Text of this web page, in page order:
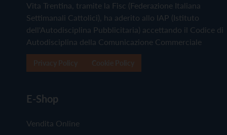
Vita Trentina, tramite la Fisc (Federazione Italiana
Settimanali Cattolici), ha aderito allo IAP (Istituto
dell'Autodisciplina Pubblicitaria) accettando il Codice di
Autodisciplina della Comunicazione Commerciale
E-Shop
Vendita Online